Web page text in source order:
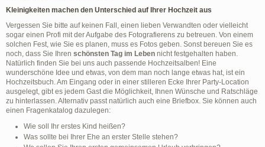
Kleinigkeiten machen den Unterschied auf Ihrer Hochzeit aus
Vergessen Sie bitte auf keinen Fall, einen lieben Verwandten oder vielleicht
sogar einen Profi mit der Aufgabe des Fotografierens zu betreuen. Von einem
solchen Fest, wie Sie es planen, muss es Fotos geben. Sonst bereuen Sie es
noch, dass Sie Ihren schönsten Tag im Leben nicht festgehalten haben.
Natürlich finden Sie bei uns auch passende Hochzeitsalben! Eine
wunderschöne Idee und etwas, von dem man noch lange etwas hat, ist ein
Hochzeitsbuch. Am Eingang oder in einer stilleren Ecke Ihrer Party-Location
ausgelegt, gibt es jedem Gast die Möglichkeit, Ihnen Wünsche und Ratschläge
zu hinterlassen. Alternativ passt natürlich auch eine Briefbox. Sie können auch
einen Fragenkatalog dazulegen:
Wie soll Ihr erstes Kind heißen?
Was sollte bei Ihrer Ehe an erster Stelle stehen?